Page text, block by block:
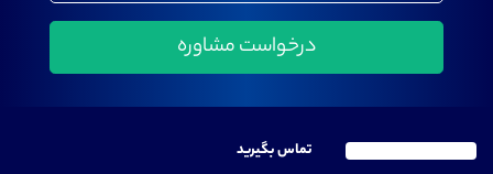
تماس بگیرید